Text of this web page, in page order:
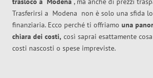
Trasferirsi a Modena non è solo una sfida
finanziaria. Ecco perché ti offriamo una
chiara dei costi, così saprai esattamente
costi nascosti o spese impreviste.